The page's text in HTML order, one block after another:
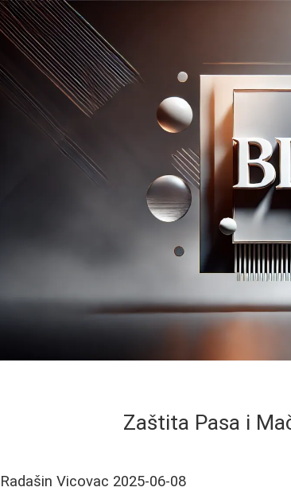
Zaštita Pasa i
Radašin Vicovac 2025-06-08